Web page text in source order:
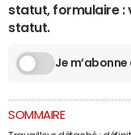
statut, formulaire :
statut.
Je
SOMMAIRE